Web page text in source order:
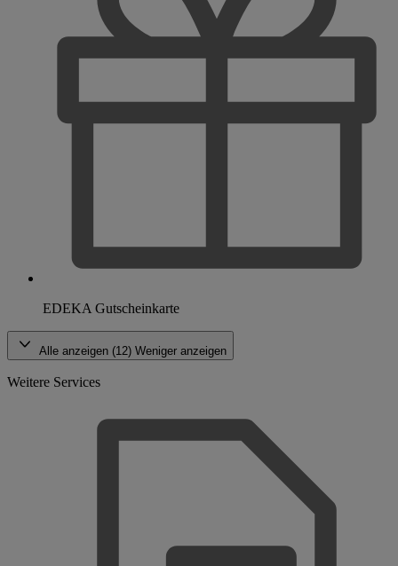
EDEKA Gutscheinkarte
Alle anzeigen (12) Weniger anzeigen
Weitere Services